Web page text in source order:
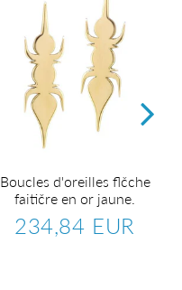
Boucles d'oreilles flčche
faitičre en or jaune.
Prix
234,84 EUR